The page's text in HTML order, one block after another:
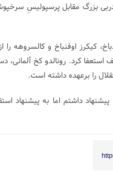
کیکرز اوفنباخ و کالسروهه را
کرد. رونالدو کخ آلمانی،
داشتم اما به پیشنهاد